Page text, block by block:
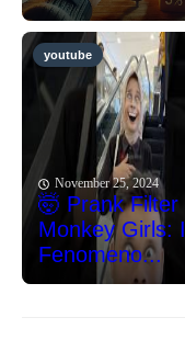
youtube
November 25, 2024
🤯 Prank Filter
Monkey Girls: Il
Fenomeno...